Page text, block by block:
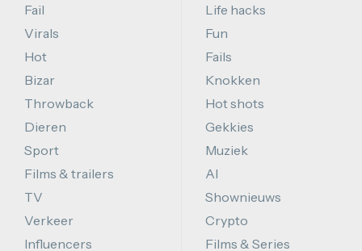
Fail
Virals
Hot
Bizar
Throwback
Dieren
Sport
Films & trailers
TV
Verkeer
Influencers
Life hacks
Fun
Fails
Knokken
Hot shots
Gekkies
Muziek
AI
Shownieuws
Crypto
Films & Series